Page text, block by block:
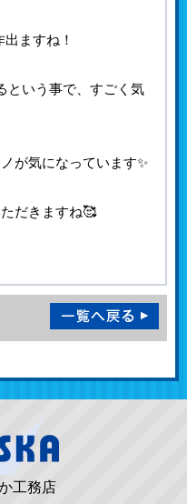
ますね！
という事で、すごく気
が気になっています✨
だきますね🥰
工務店